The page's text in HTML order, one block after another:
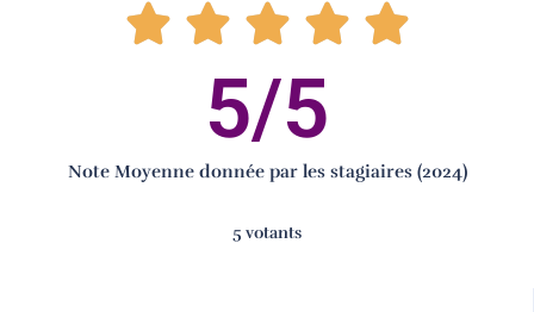
Note Moyenne donnée par les stagiaires (2024)
5/5
5 votants